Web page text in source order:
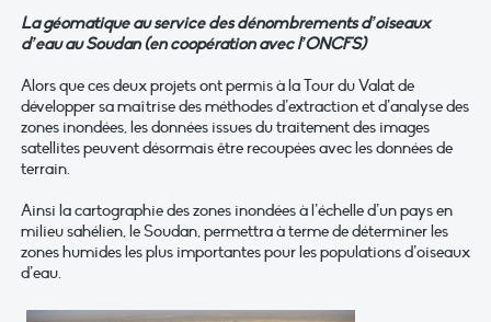
La géomatique au service des dénombrements d’oiseaux
d’eau au Soudan (en coopération avec l’ONCFS)
Alors que ces deux projets ont permis à la Tour du Valat de
développer sa maîtrise des méthodes d’extraction et d’analyse des
zones inondées, les données issues du traitement des images
satellites peuvent désormais être recoupées avec les données de
terrain.
Ainsi la cartographie des zones inondées à l’échelle d’un pays en
milieu sahélien, le Soudan, permettra à terme de déterminer les
zones humides les plus importantes pour les populations d’oiseaux
d’eau.